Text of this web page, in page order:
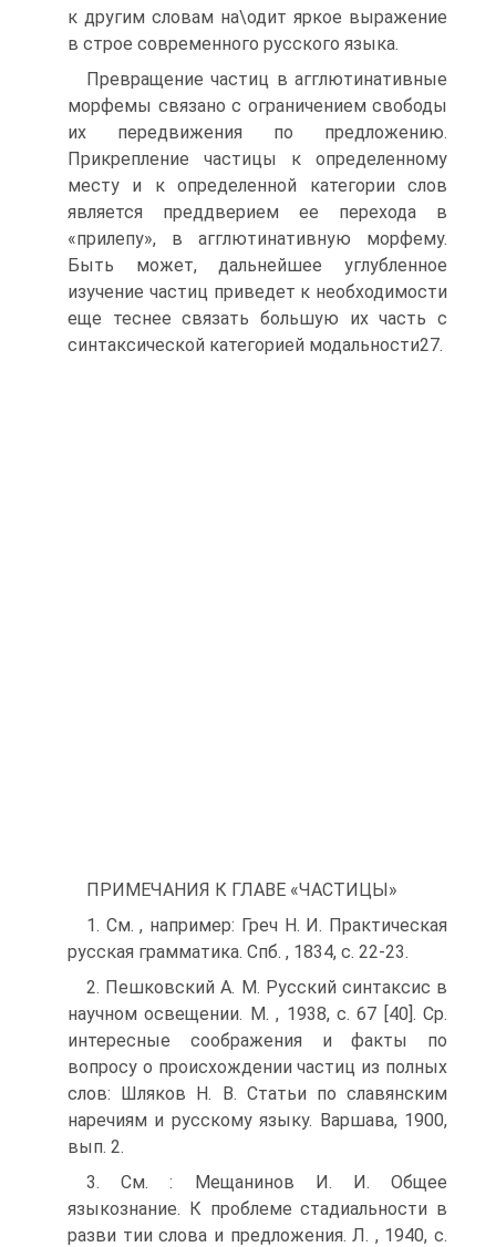
к другим словам на\одит яркое выражение
в строе современного русского языка.
Превращение частиц в агглютинативные
морфемы связано с ограниче­нием свободы
их передвижения по предложению.
Прикрепление частицы к определенному
месту и к определенной категории слов
является преддве­рием ее перехода в
«прилепу», в агглютинативную морфему.
Быть может, дальнейшее углубленное
изучение частиц приведет к необходимости
еще теснее связать большую их часть с
синтаксической категорией модальности27.
ПРИМЕЧАНИЯ К ГЛАВЕ «ЧАСТИЦЫ»
1. См. , например: Греч Н. И. Практическая
русская грамматика. Спб. , 1834, с. 22-23.
2. Пешковский А. М. Русский синтаксис в
научном освещении. М. , 1938, с. 67 [40]. Ср.
интересные соображения и факты по
вопросу о происхождении частиц из полных
слов: Шляков Н. В. Статьи по славянским
наречиям и русскому языку. Варшава, 1900,
вып. 2.
3. См. : Мещанинов И. И. Общее
языкознание. К проблеме стадиальности в
разви­ тии слова и предложения. Л. , 1940, с.